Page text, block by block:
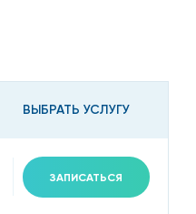
ВЫБРАТЬ УСЛУГУ
ЗАПИСАТЬСЯ